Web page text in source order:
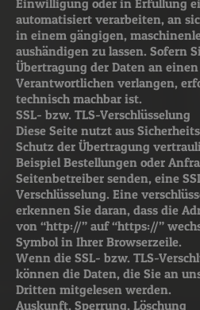
Einwilligung oder in Erfüllung
automatisiert verarbeiten, an
in einem gängigen,
aushändigen zu lassen. Sofern
Übertragung der Daten an
Verantwortlichen verlangen,
technisch machbar ist.
SSL- bzw. TLS-Verschlüsselung
Diese Seite nutzt aus
Schutz der Übertragung
Beispiel Bestellungen oder
Seitenbetreiber senden, eine
Verschlüsselung. Eine
erkennen Sie daran, dass die
von “http://” auf “https://”
Symbol in Ihrer Browserzeile.
Wenn die SSL- bzw. TLS-
können die Daten, die Sie an
Dritten mitgelesen werden.
Auskunft, Sperrung, Löschung